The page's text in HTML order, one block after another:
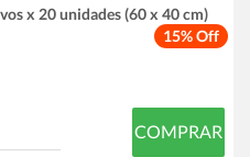
15% Off
x 20 unidades (60 x 40 cm)
COMPRAR